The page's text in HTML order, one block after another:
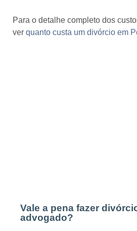
Para o detalhe completo dos
ver quanto custa um divórcio em
Vale a pena fazer
advogado?